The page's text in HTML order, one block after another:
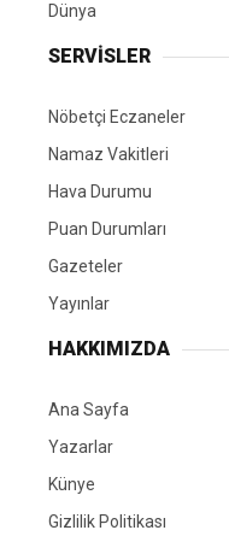
Dünya
SERVİSLER
Nöbetçi Eczaneler
Namaz Vakitleri
Hava Durumu
Puan Durumları
Gazeteler
Yayınlar
HAKKIMIZDA
Ana Sayfa
Yazarlar
Künye
Gizlilik Politikası